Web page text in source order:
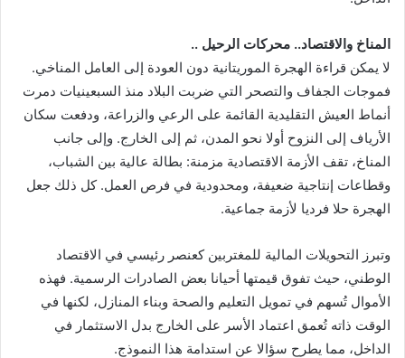
المناخ والاقتصاد.. محركات الرحيل ..
لا يمكن قراءة الهجرة الموريتانية دون العودة إلى العامل المناخي.
فموجات الجفاف والتصحر التي ضربت البلاد منذ السبعينيات دمرت
أنماط العيش التقليدية القائمة على الرعي والزراعة، ودفعت سكان
الأرياف إلى النزوح أولا نحو المدن، ثم إلى الخارج. وإلى جانب
المناخ، تقف الأزمة الاقتصادية مزمنة: بطالة عالية بين الشباب،
وقطاعات إنتاجية ضعيفة، ومحدودية في فرص العمل. كل ذلك جعل
الهجرة حلا فرديا لأزمة جماعية.
وتبرز التحويلات المالية للمغتربين كعنصر رئيسي في الاقتصاد
الوطني، حيث تفوق قيمتها أحيانا بعض الصادرات الرسمية. فهذه
الأموال تُسهم في تمويل التعليم والصحة وبناء المنازل، لكنها في
الوقت ذاته تُعمق اعتماد الأسر على الخارج بدل الاستثمار في
الداخل، مما يطرح سؤالا عن استدامة هذا النموذج.